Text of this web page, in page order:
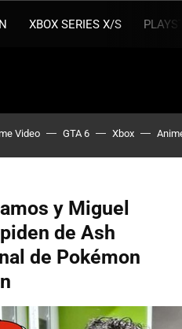
XBOX SERIES X/S
Video GTA 6 Xbox
y Miguel
de Ash
de Pokémon